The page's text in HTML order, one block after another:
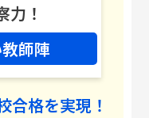
力！
師陣
合格を実現！